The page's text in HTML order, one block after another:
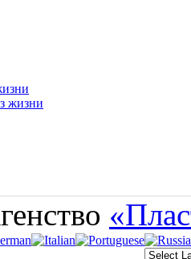
жизни